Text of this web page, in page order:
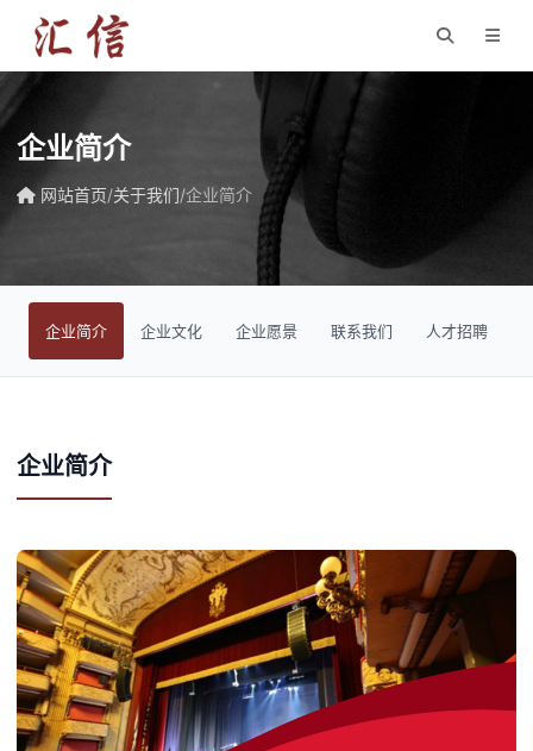
企业简介
网站首页/关于我们/企业简介
企业简介 企业文化 企业愿景 联系我们 人才招聘
企业简介